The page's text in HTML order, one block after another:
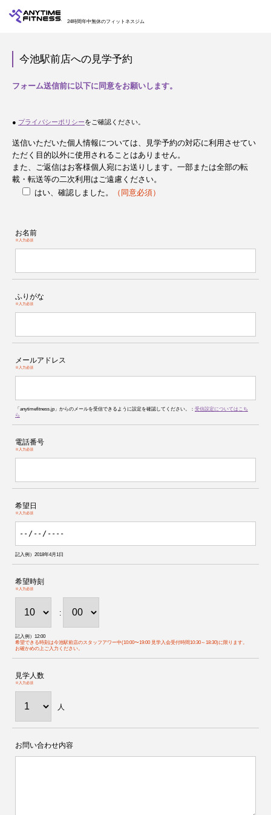
24時間年中無休のフィットネスジム
今池駅前店への見学予約
フォーム送信前に以下に同意をお願いします。
● プライバシーポリシーをご確認ください。
送信いただいた個人情報については、見学予約の対応に利用させてい
ただく目的以外に使用されることはありません。
また、ご返信はお客様個人宛にお送りします。一部または全部の転
載・転送等の二次利用はご遠慮ください。
はい、確認しました。
（同意必須）
お名前
※入力必須
ふりがな
※入力必須
メールアドレス
※入力必須
「anytimefitness.jp」からのメールを受信できるように設定を確認してください。： 受信設定についてはこち
ら
電話番号
※入力必須
希望日
※入力必須
記入例）2018年4月1日
希望時刻
※入力必須
:
記入例）12:00
希望できる時刻は今池駅前店のスタッフアワー中(10:00〜19:00 見学入会受付時間10:30～18:30)に限ります。
お確かめの上ご入力ください。
見学人数
※入力必須
人
お問い合わせ内容